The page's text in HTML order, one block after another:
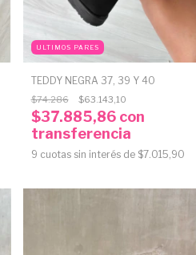
ULTIMOS PARES
TEDDY NEGRA 37, 39 Y 40
$74.286 $63.143,10
$37.885,86 con
transferencia
9 cuotas sin interés de $7.015,90